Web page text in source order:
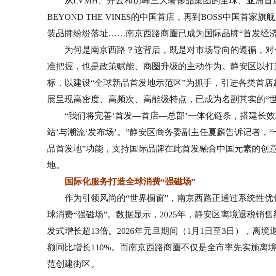
BEYOND THE VINES的中国首店，再到BOSS中国首家旗
装品牌纷纷落址……南京西路商圈已成为国际品牌“首发经济
为何是南京西路？这背后，既是对市场导向的遵循，对
准把握，也是政策赋能、商圈升级的主动作为。静安区以打
标，以建设“全球新品首发地示范区”为抓手，引进各类首
展呈现高密度、高频次、高能级特点，已成为名副其实的“世
“我们将完善‘首发—首店—总部’一体化链条，搭建长效
站’与潮流‘发布场’。”静安区商务委副主任夏麟告诉记者，
品首发地”功能，支持国际品牌在此首发融合中国元素的创
地。
国际化服务打造全球消费“强磁场”
作为引领风尚的“世界橱窗”，南京西路正通过系统性优
球消费“强磁场”。数据显示，2025年，静安区离境退税销
发式增长超13倍。2026年元旦期间（1月1日至3日），离境
额同比增长110%。而南京西路商圈不仅是全市率先实施离
范创建街区。